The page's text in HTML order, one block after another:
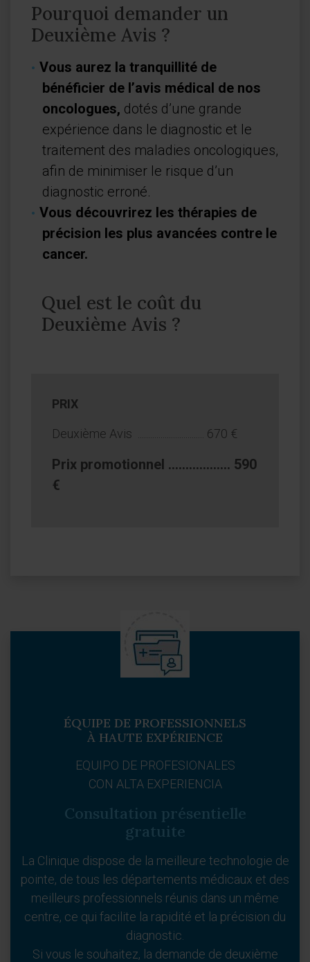
Pourquoi demander un
Deuxième Avis ?
Vous aurez la tranquillité de
bénéficier de l’avis médical de nos
oncologues, dotés d’une grande
expérience dans le diagnostic et le
traitement des maladies oncologiques,
afin de minimiser le risque d’un
diagnostic erroné.
Vous découvrirez les thérapies de
précision les plus avancées contre le
cancer.
Quel est le coût du
Deuxième Avis ?
PRIX
Deuxième Avis ................................ 670 €
Prix promotionnel .................. 590
€
ÉQUIPE DE PROFESSIONNELS
À HAUTE EXPÉRIENCE
EQUIPO DE PROFESIONALES
CON ALTA EXPERIENCIA
Consultation présentielle
gratuite
La Clinique dispose de la meilleure technologie de
pointe, de tous les départements médicaux et des
meilleurs professionnels réunis dans un même
centre, ce qui facilite la rapidité et la précision du
diagnostic.
Si vous le souhaitez, la demande de deuxième